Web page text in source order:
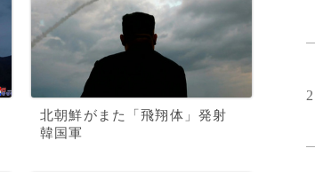
北朝鮮がまた「飛翔体」発射
韓国軍
2